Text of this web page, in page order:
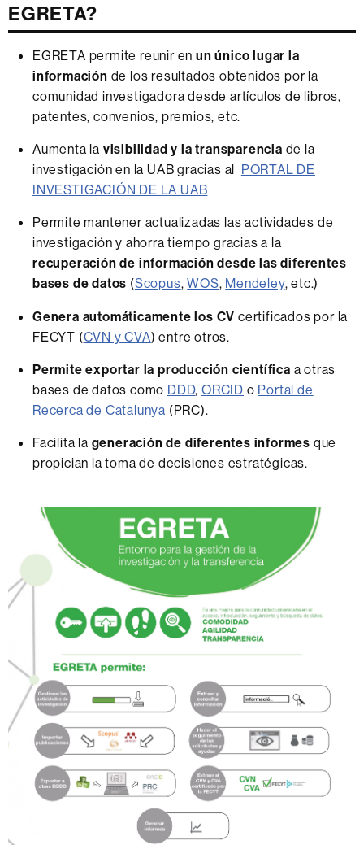
EGRETA?
EGRETA permite reunir en un único lugar la
información de los resultados obtenidos por la
comunidad investigadora desde artículos de libros,
patentes, convenios, premios, etc.
Aumenta la visibilidad y la transparencia de la
investigación en la UAB gracias al PORTAL DE
INVESTIGACIÓN DE LA UAB
Permite mantener actualizadas las actividades de
investigación y ahorra tiempo gracias a la
recuperación de información desde las diferentes
bases de datos (Scopus,WOS, Mendeley, etc.)
Genera automáticamente los CV certificados por la
FECYT (CVN y CVA) entre otros.
Permite exportar la producción científica a otras
bases de datos como DDD,ORCID o Portal de
Recerca de Catalunya (PRC).
Facilita la generación de diferentes informes que
propician la toma de decisiones estratégicas.